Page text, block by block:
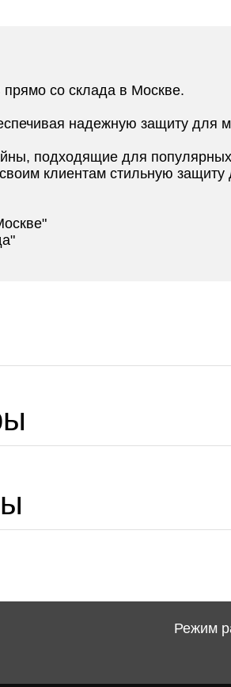
со склада в Москве.
надежную защиту для
подходящие для
клиентам стильную защиту
Режим